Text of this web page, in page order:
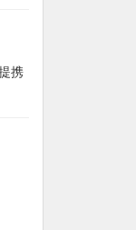
携